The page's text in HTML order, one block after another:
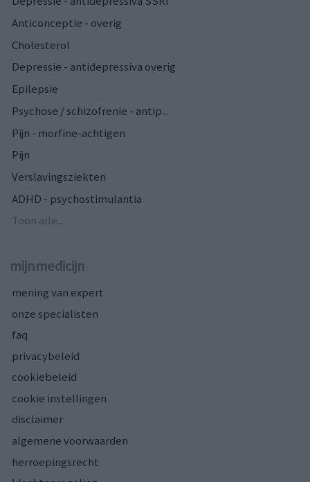
Anticonceptie - overig
Cholesterol
Depressie - antidepressiva overig
Epilepsie
Psychose / schizofrenie - antip...
Pijn - morfine-achtigen
Pijn
Verslavingsziekten
ADHD - psychostimulantia
Toon alle...
mijnmedicijn
mening van expert
onze specialisten
faq
privacybeleid
cookiebeleid
cookie instellingen
disclaimer
algemene voorwaarden
herroepingsrecht